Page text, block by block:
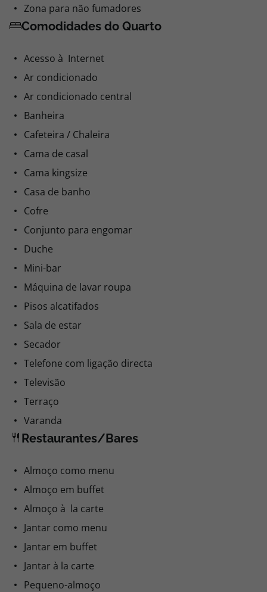
Zona para não fumadores
Comodidades do Quarto
Acesso à Internet
Ar condicionado
Ar condicionado central
Banheira
Cafeteira / Chaleira
Cama de casal
Cama kingsize
Casa de banho
Cofre
Conjunto para engomar
Duche
Mini-bar
Máquina de lavar roupa
Pisos alcatifados
Sala de estar
Secador
Telefone com ligação directa
Televisão
Terraço
Varanda
Restaurantes/Bares
Almoço como menu
Almoço em buffet
Almoço à la carte
Jantar como menu
Jantar em buffet
Jantar à la carte
Pequeno-almoço